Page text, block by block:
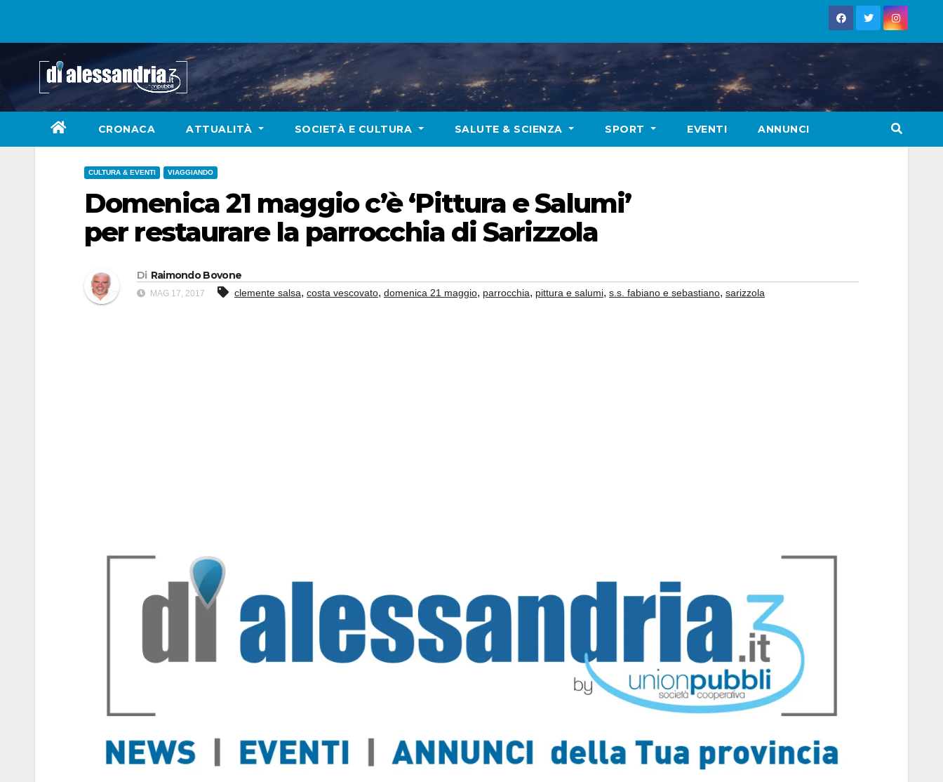
CRONACA ATTUALITÀ SOCIETÀ E CULTURA SALUTE & SCIENZA SPORT EVENTI ANNUNCI
CULTURA & EVENTI VIAGGIANDO
Domenica 21 maggio c’è ‘Pittura e Salumi’
per restaurare la parrocchia di Sarizzola
Di Raimondo Bovone
MAG 17, 2017 clemente salsa, costa vescovato, domenica 21 maggio, parrocchia, pittura e salumi, s.s. fabiano e sebastiano, sarizzola